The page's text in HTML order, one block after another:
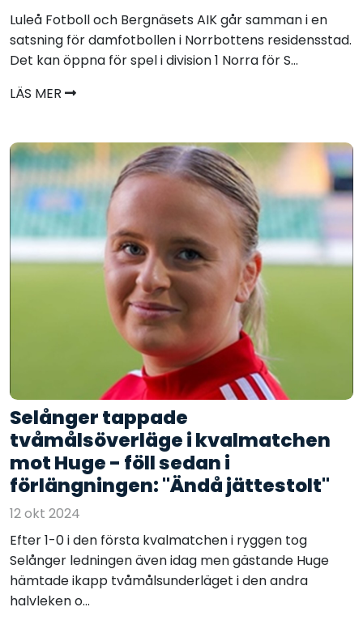
Luleå Fotboll och Bergnäsets AIK går samman i en
satsning för damfotbollen i Norrbottens residensstad.
Det kan öppna för spel i division 1 Norra för S...
LÄS MER
Selånger tappade
tvåmålsöverläge i kvalmatchen
mot Huge - föll sedan i
förlängningen: "Ändå jättestolt"
12 okt 2024
Efter 1-0 i den första kvalmatchen i ryggen tog
Selånger ledningen även idag men gästande Huge
hämtade ikapp tvåmålsunderläget i den andra
halvleken o...